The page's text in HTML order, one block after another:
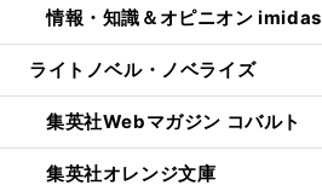
情報・知識＆オピニオン imidas
ライトノベル・ノベライズ
集英社Webマガジン コバルト
集英社オレンジ文庫